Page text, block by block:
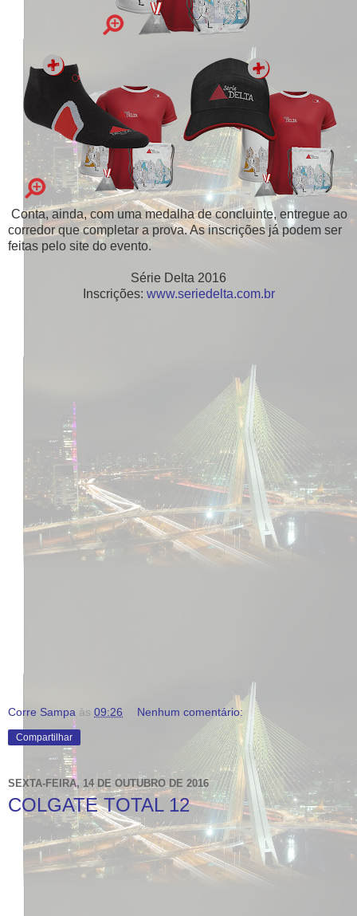
Conta, ainda, com uma medalha de concluinte, entregue ao
corredor que completar a prova. As inscrições já podem ser
feitas pelo site do evento.
Série Delta 2016
Inscrições: www.seriedelta.com.br
Corre Sampa às 09:26 Nenhum comentário:
Compartilhar
SEXTA-FEIRA, 14 DE OUTUBRO DE 2016
COLGATE TOTAL 12